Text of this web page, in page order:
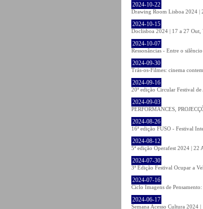
2024-10-22
Drawing Room Lisboa 2024 |
2024-10-15
Doclisboa 2024 | 17 a 27 Out,
2024-10-07
Ressonâncias - Entre o
2024-09-30
Trás-os-Filmes: cinema
2024-09-16
20ª edição Circular Festival
2024-09-03
PERFORMANCES,
2024-08-26
16ª edição FUSO - Festival
2024-08-12
5ª edição Operafest 2024 | 22
2024-07-30
3ª Edição Festival Ocupar a
2024-07-16
Ciclo Imagens de
2024-06-17
Semana Acesso Cultura 2024